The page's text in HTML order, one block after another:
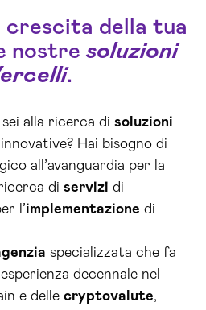
della tua
nostre soluzioni
.
alla ricerca di soluzioni
Hai bisogno di
all’avanguardia per la
di servizi di
l’implementazione di
specializzata che fa
decennale nel
e delle cryptovalute,